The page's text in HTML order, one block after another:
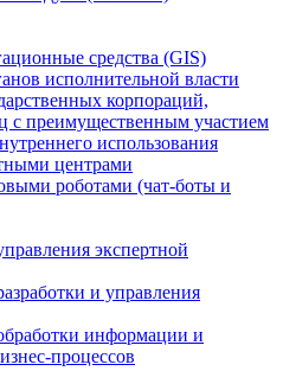
средства (GIS)
исполнительной власти
корпораций,
с преимущественным участием
использования
центрами
роботами (чат-боты и
экспертной
и управления
информации и
процессов